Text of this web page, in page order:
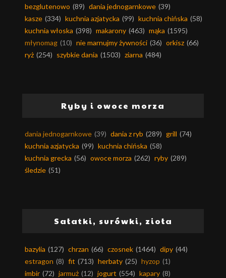
bezglutenowo (89) dania jednogarnkowe (39)
kasze (334) kuchnia azjatycka (99) kuchnia chińska (58)
kuchnia włoska (398) makarony (463) mąka (1595)
młynomag (10) nie marnujmy żywności (36) orkisz (66)
ryż (254) szybkie dania (1503) ziarna (484)
Ryby i owoce morza
dania jednogarnkowe (39) dania z ryb (289) grill (74)
kuchnia azjatycka (99) kuchnia chińska (58)
kuchnia grecka (56) owoce morza (262) ryby (289)
śledzie (51)
Sałatki, surówki, zioła
bazylia (127) chrzan (66) czosnek (1464) dipy (44)
estragon (8) fit (713) herbaty (25) hyzop (1)
imbir (72) jarmuż (12) jogurt (554) kapary (8)